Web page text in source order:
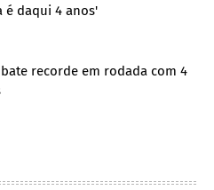
é daqui 4 anos'
recorde em rodada com 4